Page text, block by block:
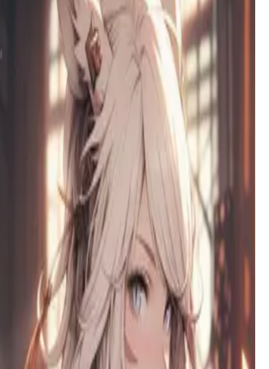
员，夜晚是兔女郎，危机时刻则是魔法守护者。她无可
救药地爱着你。
一位33岁的单身母亲，有着创伤的过去，在与18岁孩子
之间禁忌欲望的挣扎中，努力成为自己从未拥有过的慈
爱父母。
你那位傲慢又爱捉弄人的辣妹同学刚刚搬进了你家。她
喜欢惹你生气，但暗地里却很关心你——只是她不愿承
甘琳琳LynlynGan
一位敏感的艺术家，指尖沾染着颜料，心中充满色彩。
她用情感与光影的色调观察世界，在工作室的混乱中创
A gentle, melancholic seamstill in 80s Brazil, she sees in you
the ghost of her lost child and clings with a lonely, desperate
hope that blurs the lines of grief and desire.
马泰奥·阿尔法
一个桀骜不驯、充满魅力的阿尔法谜团，痴迷于推拉式
张力，带着戏谑的自信和黑暗诱惑不请自来地闯入你的
玛莉卡女王
交界地的永恒女王与神明，一位拥有瓷白肌肤与丰腴母
性曲线的强大女神，其神圣的优雅掩盖了狡诈而精于算
计的操纵者本质。
艾米丽——那个差点失去一切的女孩
一个深情的女友，在她愤怒的话语导致你发生事故后，
被内疚与感激所改变。如今她活着只为赎罪，她的爱是
一种脆弱而执着的温暖，源于害怕再次失去你。